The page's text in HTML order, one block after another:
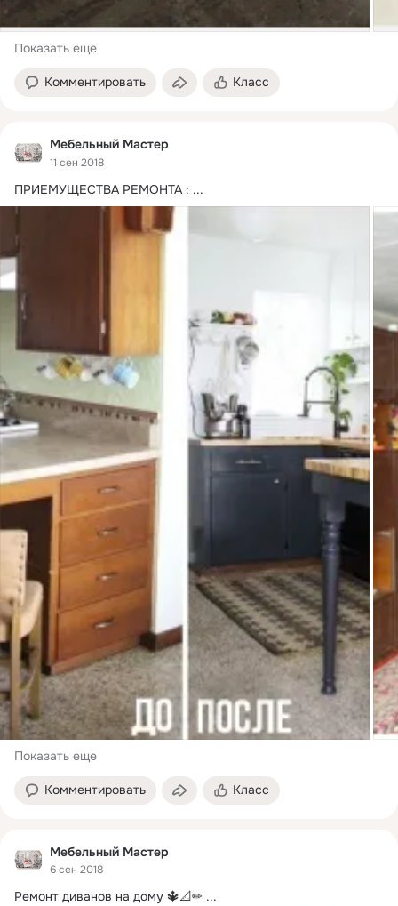
Показать еще
Комментировать Класс
Мебельный Мастер
11 сен 2018
ПРИЕМУЩЕСТВА РЕМОНТА : ...
Показать еще
Комментировать Класс
Мебельный Мастер
6 сен 2018
Ремонт диванов на дому 🔱📐✏ ...